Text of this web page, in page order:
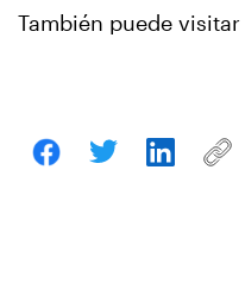
También puede visitar